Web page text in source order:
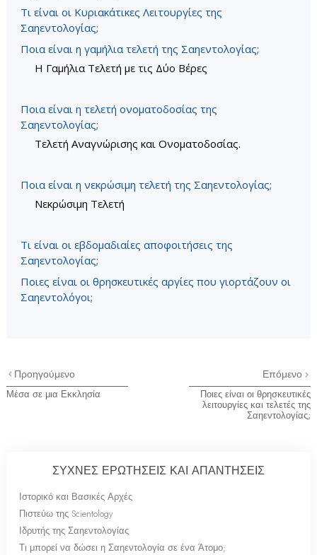
Τι είναι οι Κυριακάτικες Λειτουργίες της
Σαηεντολογίας;
Ποια είναι η γαμήλια τελετή της Σαηεντολογίας;
Η Γαμήλια Τελετή με τις Δύο Βέρες
Ποια είναι η τελετή ονοματοδοσίας της
Σαηεντολογίας;
Τελετή Αναγνώρισης και Ονοματοδοσίας.
Ποια είναι η νεκρώσιμη τελετή της Σαηεντολογίας;
Νεκρώσιμη Τελετή
Τι είναι οι εβδομαδιαίες αποφοιτήσεις της
Σαηεντολογίας;
Ποιες είναι οι θρησκευτικές αργίες που γιορτάζουν οι
Σαηεντολόγοι;
Προηγούμενο
Μέσα σε μια Εκκλησία
Επόμενο
Ποιες είναι οι θρησκευτικές
λειτουργίες και τελετές της
Σαηεντολογίας;
ΣΥΧΝΕΣ ΕΡΩΤΗΣΕΙΣ ΚΑΙ ΑΠΑΝΤΗΣΕΙΣ
Ιστορικό και Βασικές Αρχές
Πιστεύω της Scientology
Ιδρυτής της Σαηεντολογίας
Τι μπορεί να δώσει η Σαηεντολογία σε ένα Άτομο;